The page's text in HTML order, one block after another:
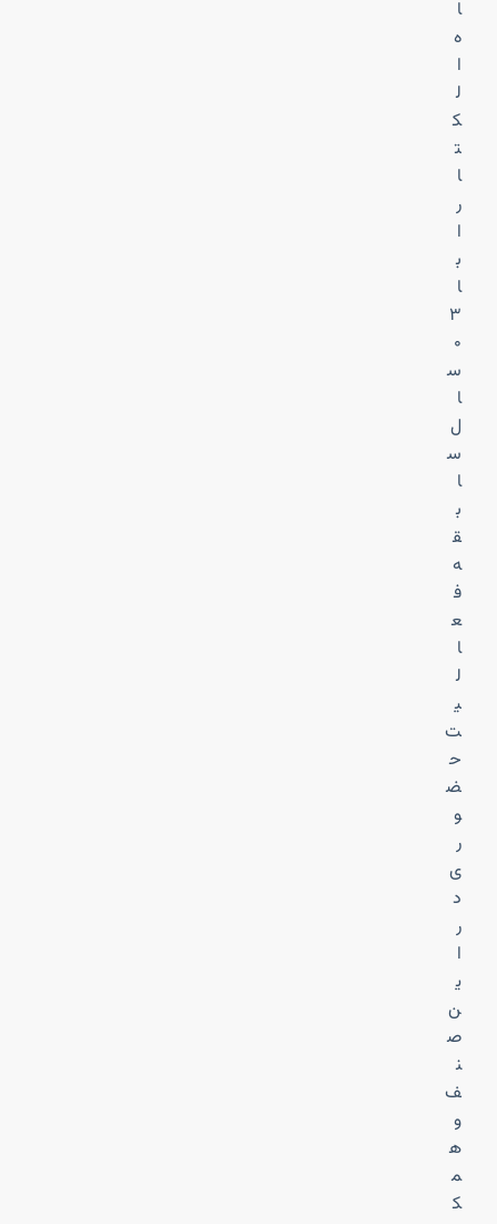
ا
ه
ا
ل
ک
ت
ا
ر
ا
ب
ا
۳
۰
س
ا
ل
س
ا
ب
ق
ه
ف
ع
ا
ل
ی
ت
ح
ض
و
ر
ی
د
ر
ا
ی
ن
ص
ن
ف
و
ه
م
ک